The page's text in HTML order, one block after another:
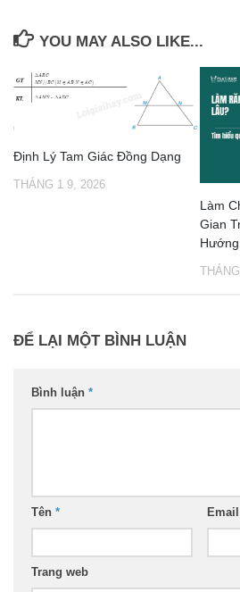
YOU MAY ALSO LIKE...
Định Lý Tam Giác Đồng Dạng
THÁNG 1 9, 2026
Làm
Gian
ĐỂ LẠI MỘT BÌNH LUẬN
Bình luận *
Tên * Email
Trang web